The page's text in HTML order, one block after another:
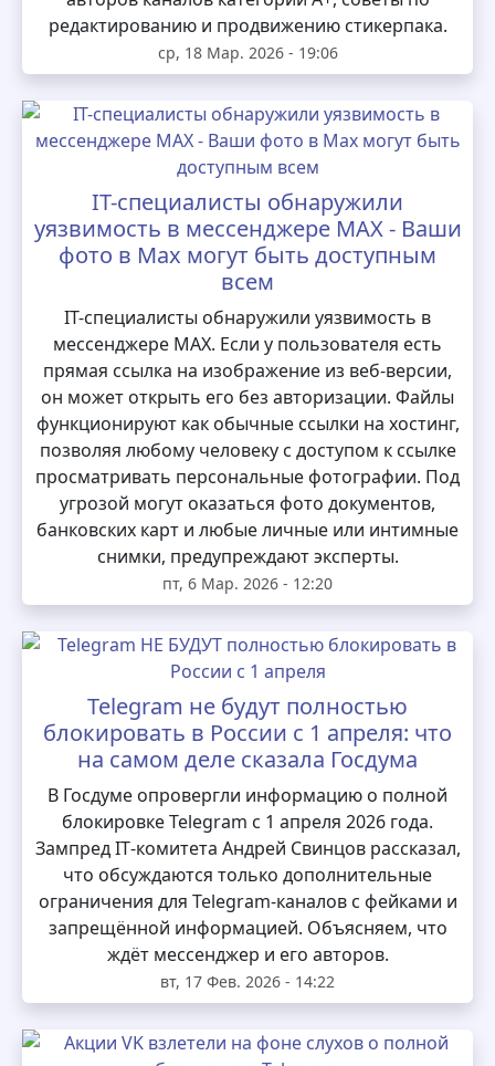
редактированию и продвижению стикерпака.
ср, 18 Мар. 2026 - 19:06
IT-специалисты обнаружили
уязвимость в мессенджере MAX - Ваши
фото в Max могут быть доступным
всем
IT-специалисты обнаружили уязвимость в
мессенджере MAX. Если у пользователя есть
прямая ссылка на изображение из веб-версии,
он может открыть его без авторизации. Файлы
функционируют как обычные ссылки на хостинг,
позволяя любому человеку с доступом к ссылке
просматривать персональные фотографии. Под
угрозой могут оказаться фото документов,
банковских карт и любые личные или интимные
снимки, предупреждают эксперты.
пт, 6 Мар. 2026 - 12:20
Telegram не будут полностью
блокировать в России с 1 апреля: что
на самом деле сказала Госдума
В Госдуме опровергли информацию о полной
блокировке Telegram с 1 апреля 2026 года.
Зампред IT‑комитета Андрей Свинцов рассказал,
что обсуждаются только дополнительные
ограничения для Telegram‑каналов с фейками и
запрещённой информацией. Объясняем, что
ждёт мессенджер и его авторов.
вт, 17 Фев. 2026 - 14:22